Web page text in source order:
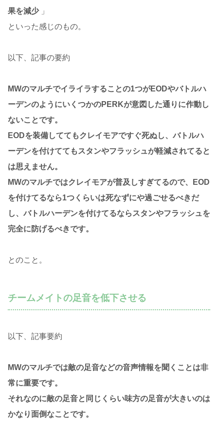
果を減少」
といった感じのもの。
以下、記事の要約
MWのマルチでイライラすることの1つがEODやバトルハ
ーデンのようにいくつかのPERKが意図した通りに作動し
ないことです。
EODを装備しててもクレイモアですぐ死ぬし、バトルハ
ーデンを付けててもスタンやフラッシュが軽減されてると
は思えません。
MWのマルチではクレイモアが普及しすぎてるので、EOD
を付けてるなら1つくらいは死なずにや過ごせるべきだ
し、バトルハーデンを付けてるならスタンやフラッシュを
完全に防げるべきです。
とのこと。
チームメイトの足音を低下させる
以下、記事要約
MWのマルチでは敵の足音などの音声情報を聞くことは非
常に重要です。
それなのに敵の足音と同じくらい味方の足音が大きいのは
かなり面倒なことです。